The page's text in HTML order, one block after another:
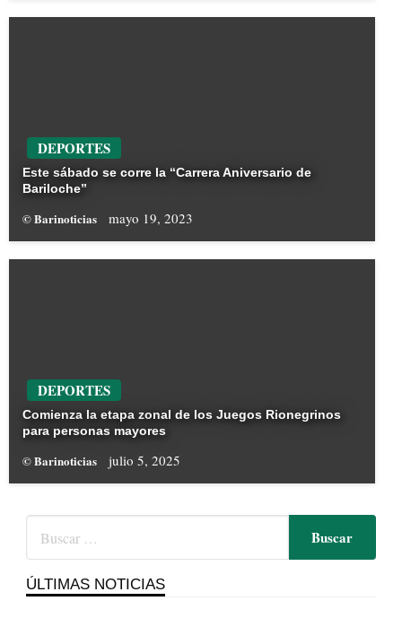
DEPORTES
Este sábado se corre la “Carrera Aniversario de
Bariloche”
© Barinoticias mayo 19, 2023
DEPORTES
Comienza la etapa zonal de los Juegos Rionegrinos
para personas mayores
© Barinoticias julio 5, 2025
ÚLTIMAS NOTICIAS